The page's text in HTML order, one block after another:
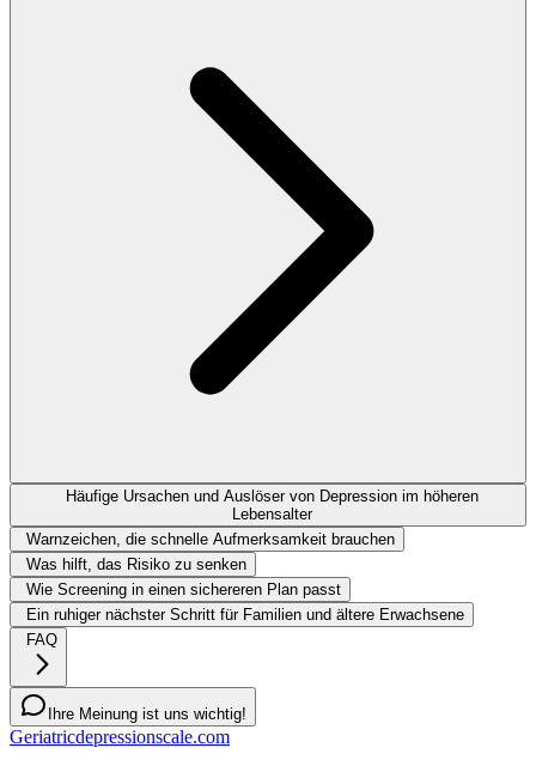
Häufige Ursachen und Auslöser von Depression im höheren
Lebensalter
Warnzeichen, die schnelle Aufmerksamkeit brauchen
Was hilft, das Risiko zu senken
Wie Screening in einen sichereren Plan passt
Ein ruhiger nächster Schritt für Familien und ältere Erwachsene
FAQ
Ihre Meinung ist uns wichtig!
Geriatricdepressionscale.com